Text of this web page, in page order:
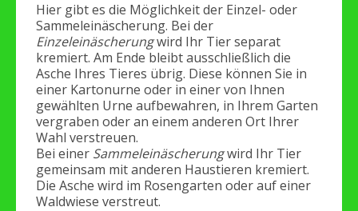
Hier gibt es die Möglichkeit der Einzel- oder
Sammeleinäscherung. Bei der
Einzeleinäscherungwird Ihr Tier separat
kremiert. Am Ende bleibt ausschließlich die
Asche Ihres Tieres übrig. Diese können Sie in
einer Kartonurne oder in einer von Ihnen
gewählten Urne aufbewahren, in Ihrem Garten
vergraben oder an einem anderen Ort Ihrer
Wahl verstreuen.
Bei einer Sammeleinäscherungwird Ihr Tier
gemeinsam mit anderen Haustieren kremiert.
Die Asche wird im Rosengarten oder auf einer
Waldwiese verstreut.